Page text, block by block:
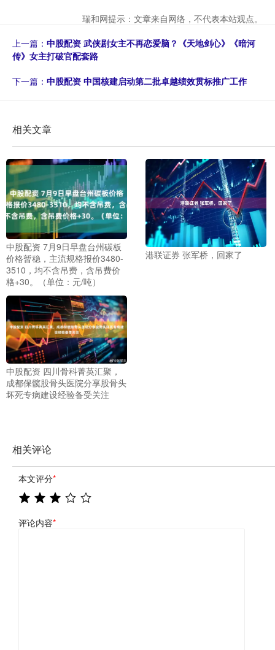
瑞和网提示：文章来自网络，不代表本站观点。
上一篇： 中股配资 武侠剧女主不再恋爱脑？《天地剑心》《暗河
传》女主打破官配套路
下一篇： 中股配资 中国核建启动第二批卓越绩效贯标推广工作
相关文章
中股配资 7月9日早盘台州碳板
价格暂稳，主流规格报价3480-
3510，均不含吊费，含吊费价
格+30。（单位：元/吨）
港联证券 张军桥，回家了
中股配资 四川骨科菁英汇聚，
成都保髋股骨头医院分享股骨头
坏死专病建设经验备受关注
相关评论
本文评分*
评论内容*